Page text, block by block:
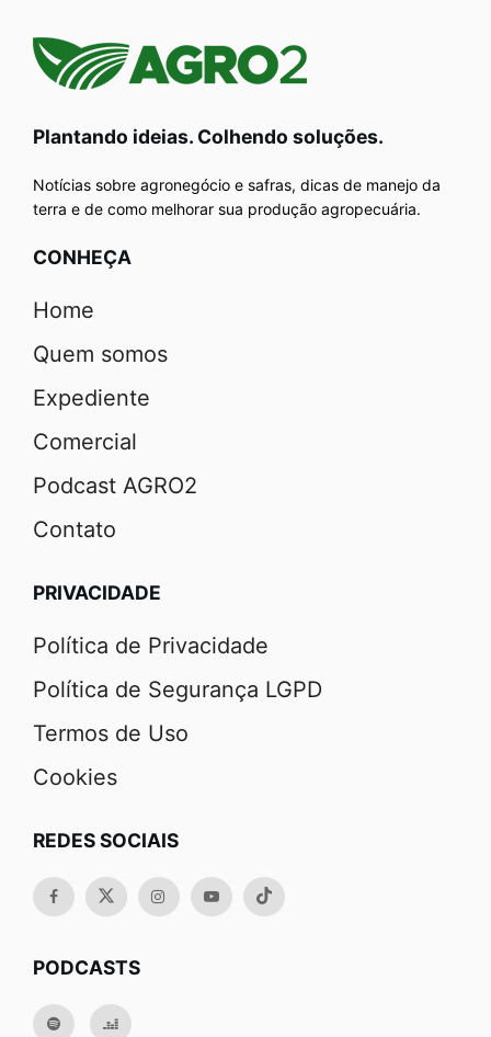
Plantando ideias. Colhendo soluções.
Notícias sobre agronegócio e safras, dicas de manejo da
terra e de como melhorar sua produção agropecuária.
CONHEÇA
Home
Quem somos
Expediente
Comercial
Podcast AGRO2
Contato
PRIVACIDADE
Política de Privacidade
Política de Segurança LGPD
Termos de Uso
Cookies
REDES SOCIAIS
PODCASTS